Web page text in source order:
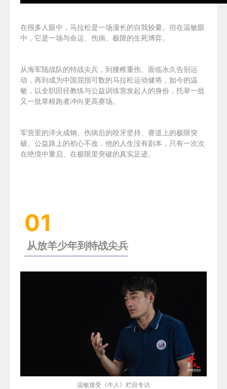
在很多人眼中，马拉松是一场漫长的自我较量。但在温敏眼
中，它是一场与命运、伤病、极限的生死博弈。
从海军陆战队的特战尖兵，到腰椎重伤、面临永久告别运
动，再到成为中国屈指可数的马拉松运动健将，如今的温
敏，以全职田径教练与公益训练营发起人的身份，托举一批
又一批草根跑者冲向更高赛场。
军营里的淬火成钢、伤病后的咬牙坚持、赛道上的极限突
破、公益路上的初心不改， 他的人生没有剧本，只有一次次
在绝境中重启、在极限里突破的真实足迹。
01
从放羊少年到特战尖兵
温敏接受 《牛人》 栏目专访